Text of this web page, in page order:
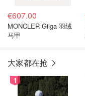
€607.00
MONCLER Gilga 羽绒
马甲
大家都在抢
1